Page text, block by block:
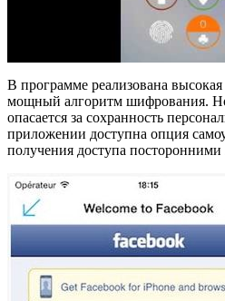
В программе реализована
мощный алгоритм шифрования. Но
опасается за сохранность
приложении доступна опция
получения доступа